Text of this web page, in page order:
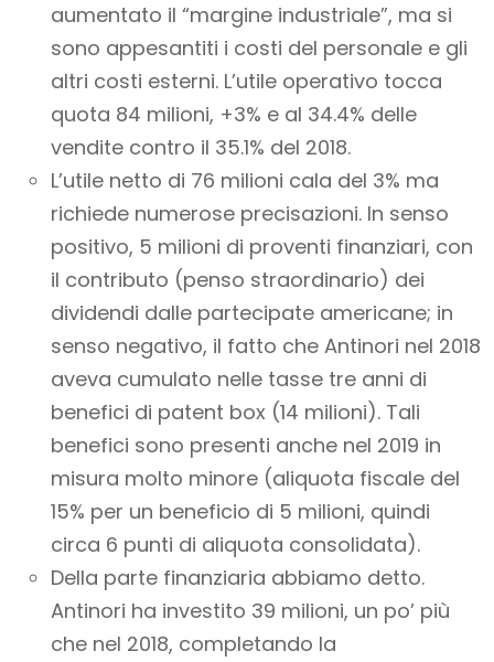
aumentato il “margine industriale”, ma si
sono appesantiti i costi del personale e gli
altri costi esterni. L’utile operativo tocca
quota 84 milioni, +3% e al 34.4% delle
vendite contro il 35.1% del 2018.
L’utile netto di 76 milioni cala del 3% ma
richiede numerose precisazioni. In senso
positivo, 5 milioni di proventi finanziari, con
il contributo (penso straordinario) dei
dividendi dalle partecipate americane; in
senso negativo, il fatto che Antinori nel 2018
aveva cumulato nelle tasse tre anni di
benefici di patent box (14 milioni). Tali
benefici sono presenti anche nel 2019 in
misura molto minore (aliquota fiscale del
15% per un beneficio di 5 milioni, quindi
circa 6 punti di aliquota consolidata).
Della parte finanziaria abbiamo detto.
Antinori ha investito 39 milioni, un po’ più
che nel 2018, completando la